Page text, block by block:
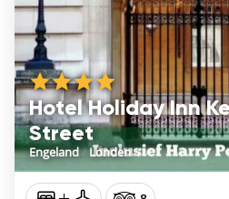
Hotel Holiday Inn
Street
Engeland/Londen